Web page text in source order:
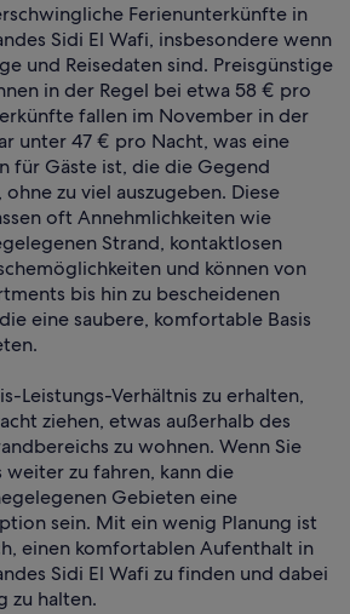
Ferienunterkünfte in
Sidi El Wafi, insbesondere wenn
und Reisedaten sind. Preisgünstige
in der Regel bei etwa 58 € pro
fallen im November in der
unter 47 € pro Nacht, was eine
für Gäste ist, die die Gegend
zu viel auszugeben. Diese
oft Annehmlichkeiten wie
Strand, kontaktlosen
und können von
bis hin zu bescheidenen
eine saubere, komfortable Basis
Leistungs-Verhältnis zu erhalten,
ziehen, etwas außerhalb des
zu wohnen. Wenn Sie
zu fahren, kann die
Gebieten eine
sein. Mit ein wenig Planung ist
einen komfortablen Aufenthalt in
Sidi El Wafi zu finden und dabei
zu halten.